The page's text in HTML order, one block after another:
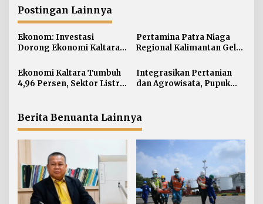
g
a
s
i
p
o
s
Postingan Lainnya
Ekonom: Investasi
Dorong Ekonomi Kaltara,
Diabaikan
Pertamina Patra Niaga
Regional Kalimantan Gelar
Fuel Terminal Tarakan
Ekonomi Kaltara Tumbuh
4,96 Persen, Sektor Listrik
Integrasikan Pertanian
dan Agrowisata, Pupuk
Bulutana Sulsel
Berita Benuanta Lainnya